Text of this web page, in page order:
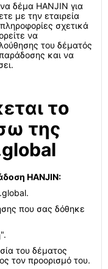
δέμα HANJIN για
με την εταιρεία
σχετικά
να
του δέματός
και να
το
της
HANJIN:
που σας δόθηκε
του δέματος
τον προορισμό του.